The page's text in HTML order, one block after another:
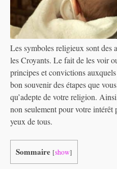
Les symboles religieux sont des
les Croyants. Le fait de les voir
principes et convictions
bon souvenir des étapes que
qu’adepte de votre religion.
non seulement pour votre intérêt
yeux de tous.
Sommaire [show]